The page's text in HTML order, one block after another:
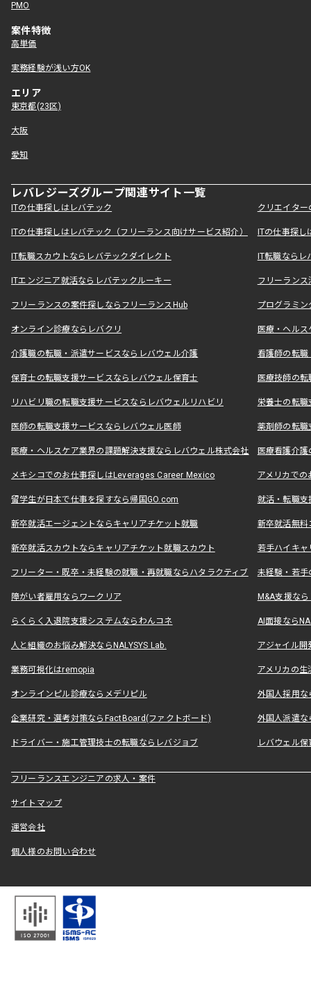
PMO
案件特徴
高単価
実務経験が浅い方OK
エリア
東京都(23区)
大阪
愛知
レバレジーズグループ関連サイト一覧
ITの仕事探しはレバテック クリエイタ
ITの仕事探しはレバテック（フリーランス向けサービス紹介） ITの仕事探
IT転職スカウトならレバテックダイレクト IT転職なら
ITエンジニア就活ならレバテックルーキー フリーラン
フリーランスの案件探しならフリーランスHub プログラミ
オンライン診療ならレバクリ 医療・ヘル
介護職の転職・派遣サービスならレバウェル介護 看護師の転
保育士の転職支援サービスならレバウェル保育士 医療技師の
リハビリ職の転職支援サービスならレバウェルリハビリ 栄養士の転
医師の転職支援サービスならレバウェル医師 薬剤師の転
医療・ヘルスケア業界の課題解決支援ならレバウェル株式会社 医療看護介
メキシコでのお仕事探しはLeverages Career Mexico アメリカで
留学生が日本で仕事を探すなら帰国GO.com 就活・転職
新卒就活エージェントならキャリアチケット就職 新卒就活無料
新卒就活スカウトならキャリアチケット就職スカウト 若手ハイキ
フリーター・既卒・未経験の就職・再就職ならハタラクティブ 未経験・若手
障がい者雇用ならワークリア M&A支援な
らくらく入退院支援システムならわんコネ AI面接なら
人と組織のお悩み解決ならNALYSYS Lab. アジャイル
業務可視化はremopia アメリカの
オンラインピル診療ならメデリピル 外国人採用
企業研究・選考対策ならFactBoard(ファクトボード) 外国人派遣な
ドライバー・施工管理技士の転職ならレバジョブ レバウェル
フリーランスエンジニアの求人・案件
サイトマップ
運営会社
個人様のお問い合わせ